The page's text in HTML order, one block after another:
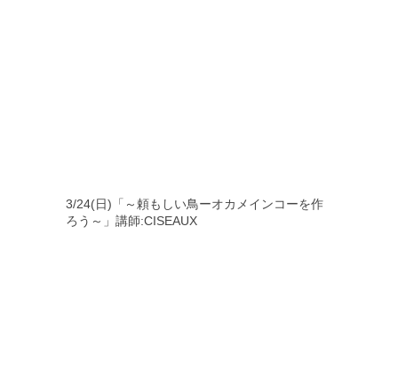
3/24(日)「～頼もしい鳥ーオカメインコーを作
ろう～」講師:CISEAUX